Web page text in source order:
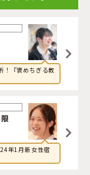
沢ドライビングスク
さくら那須モーター
ばめ中央自動車学校
！『褒めちぎる教
年1月新女性宿